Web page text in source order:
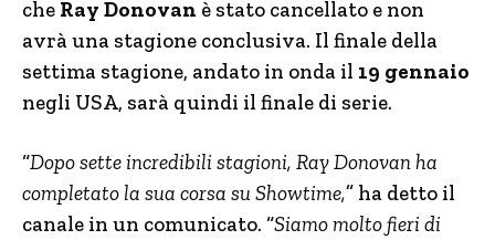
che Ray Donovan è stato cancellato e non
avrà una stagione conclusiva. Il finale della
settima stagione, andato in onda il 19 gennaio
negli USA, sarà quindi il finale di serie.
“Dopo sette incredibili stagioni, Ray Donovan ha
completato la sua corsa su Showtime,” ha detto il
canale in un comunicato. “Siamo molto fieri di